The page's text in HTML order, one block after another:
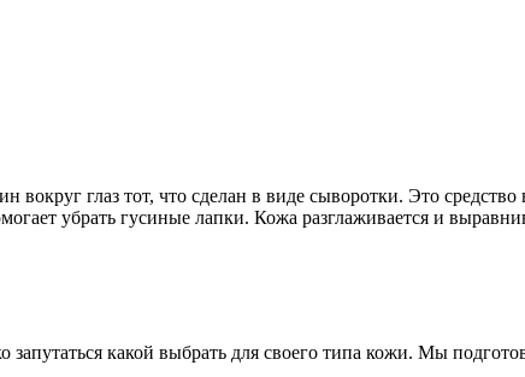
глаз тот, что сделан в виде сыворотки. Это средство
убрать гусиные лапки. Кожа разглаживается и
какой выбрать для своего типа кожи. Мы